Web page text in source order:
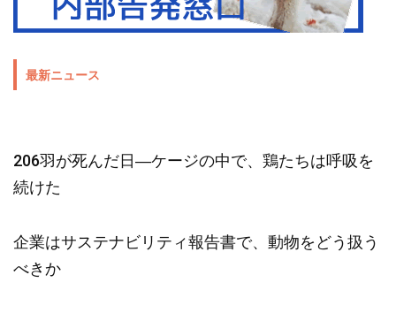
最新ニュース
206羽が死んだ日―ケージの中で、鶏たちは呼吸を
続けた
企業はサステナビリティ報告書で、動物をどう扱う
べきか